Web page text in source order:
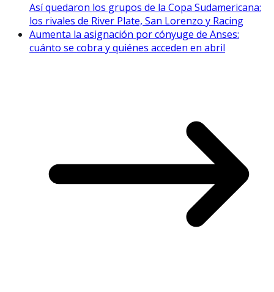
Así quedaron los grupos de la Copa Sudamericana:
los rivales de River Plate, San Lorenzo y Racing
Aumenta la asignación por cónyuge de Anses:
cuánto se cobra y quiénes acceden en abril